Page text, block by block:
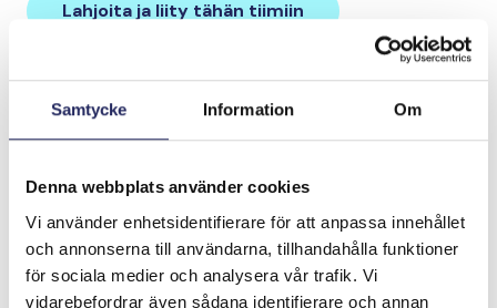
Samtycke Information Om
Denna webbplats använder cookies
Vi använder enhetsidentifierare för att anpassa innehållet
och annonserna till användarna, tillhandahålla funktioner
för sociala medier och analysera vår trafik. Vi
vidarebefordrar även sådana identifierare och annan
Lahjoita ja liity tähän tiimiin
Tiimin lahjoitukset yhteensä:
Tiimille tehdyt
lahjoitukset